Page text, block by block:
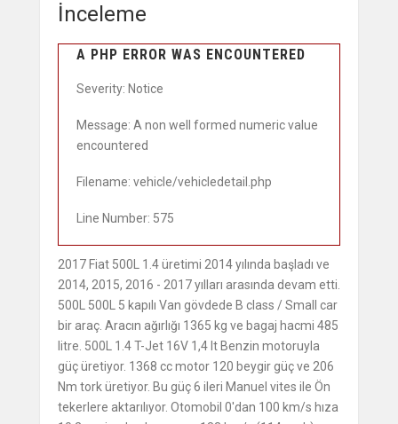
İnceleme
A PHP ERROR WAS ENCOUNTERED
Severity: Notice
Message: A non well formed numeric value
encountered
Filename: vehicle/vehicledetail.php
Line Number: 575
2017 Fiat 500L 1.4 üretimi 2014 yılında başladı ve
2014, 2015, 2016 - 2017 yılları arasında devam etti.
500L 500L 5 kapılı Van gövdede B class / Small car
bir araç. Aracın ağırlığı 1365 kg ve bagaj hacmi 485
litre. 500L 1.4 T-Jet 16V 1,4 lt Benzin motoruyla
güç üretiyor. 1368 cc motor 120 beygir güç ve 206
Nm tork üretiyor. Bu güç 6 ileri Manuel vites ile Ön
tekerlere aktarılıyor. Otomobil 0'dan 100 km/s hıza